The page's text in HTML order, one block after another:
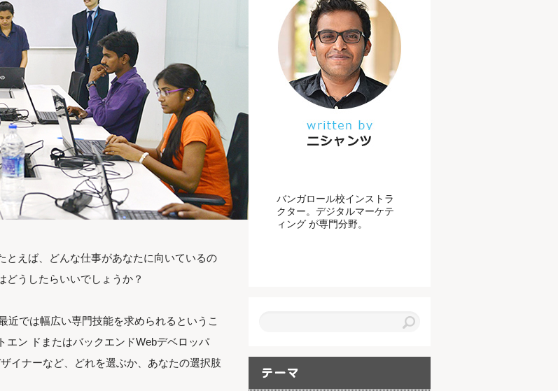
とえば、どんな仕事があなたに向いているの
どうしたらいいでしょうか？
近では幅広い専門技能を求められるというこ
エン ドまたはバックエンドWebデベロッパ
イナーなど、どれを選ぶか、あなたの選択肢
バンガロール校インストラ
クター。デジタルマーケテ
ィング が専門分野。